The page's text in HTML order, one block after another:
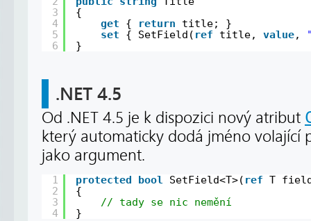
3
4
5
6
{
get
{ return
title; }
set
{ SetField( ref title, value,
}
.NET 4.5
Od .NET 4.5 je k dispozici nový atribut
který automaticky dodá jméno volající
jako argument.
1
2
3
4
protected bool SetField<T>( ref T
{
// tady se nic nemění
}